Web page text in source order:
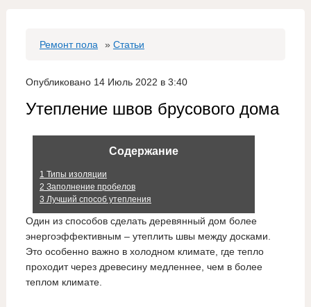
Ремонт пола » Статьи
Опубликовано 14 Июль 2022 в 3:40
Утепление швов брусового дома
Содержание
1 Типы изоляции
2 Заполнение пробелов
3 Лучший способ утепления
Один из способов сделать деревянный дом более
энергоэффективным – утеплить швы между досками.
Это особенно важно в холодном климате, где тепло
проходит через древесину медленнее, чем в более
теплом климате.